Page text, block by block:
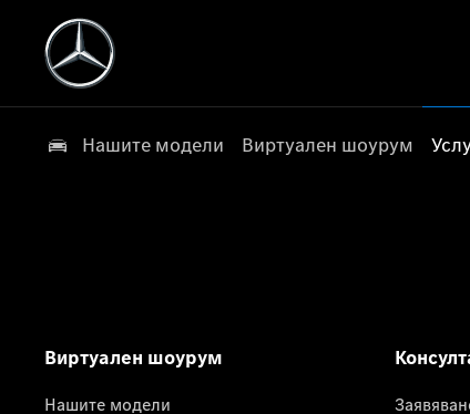
Нашите модели Виртуален шоурум
Виртуален шоурум
Нашите модели